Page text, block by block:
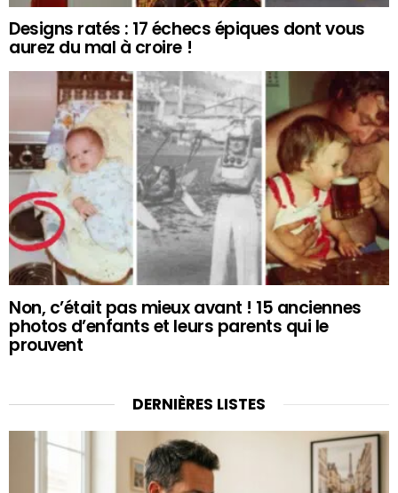
Designs ratés : 17 échecs épiques dont vous
aurez du mal à croire !
Non, c’était pas mieux avant ! 15 anciennes
photos d’enfants et leurs parents qui le
prouvent
DERNIÈRES LISTES